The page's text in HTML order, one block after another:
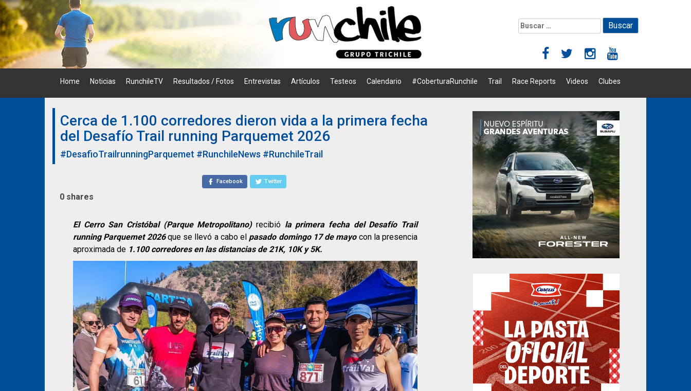
Skip
to
content
Buscar:
Home Noticias RunchileTV Resultados / Fotos Entrevistas Artículos Testeos Calendario #CoberturaRunchile Trail Race Reports Videos Clubes
Cerca de 1.100 corredores dieron vida a la primera fecha
del Desafío Trail running Parquemet 2026
#DesafioTrailrunningParquemet #RunchileNews #RunchileTrail
Facebook Twitter
0 shares
El Cerro San Cristóbal (Parque Metropolitano) recibió la primera fecha del Desafío Trail
running Parquemet 2026que se llevó a cabo el pasado domingo 17 de mayo con la presencia
aproximada de 1.100 corredores en las distancias de 21K, 10K y 5K.